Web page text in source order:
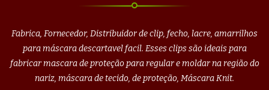
Fabrica, Fornecedor, Distribuidor de clip, fecho, lacre, amarrilhos
para máscara descartavel facil. Esses clips são ideais para
fabricar mascara de proteção para regular e moldar na região do
nariz, máscara de tecido, de proteção, Máscara Knit.